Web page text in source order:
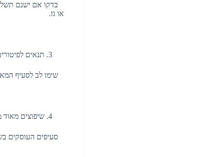
בדקו אם ישנם
או גז.
תנאים
שימו לב לסעיף
שיפוצים מאוד
סעיפים העוסקים